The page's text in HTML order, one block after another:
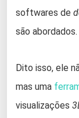
softwares de
são abordados.
Dito isso, ele
mas uma
visualizações